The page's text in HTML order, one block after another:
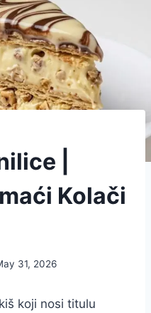
|
Kolači
31, 2026
koji nosi titulu